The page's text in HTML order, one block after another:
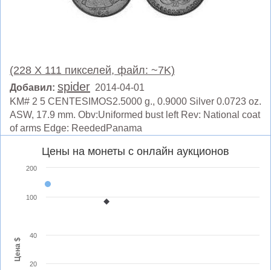
(228 X 111 пикселей, файл: ~7K)
Добавил: spider 2014-04-01
KM# 2 5 CENTESIMOS2.5000 g., 0.9000 Silver 0.0723 oz.
ASW, 17.9 mm. Obv:Uniformed bust left Rev: National coat
of arms Edge: ReededPanama